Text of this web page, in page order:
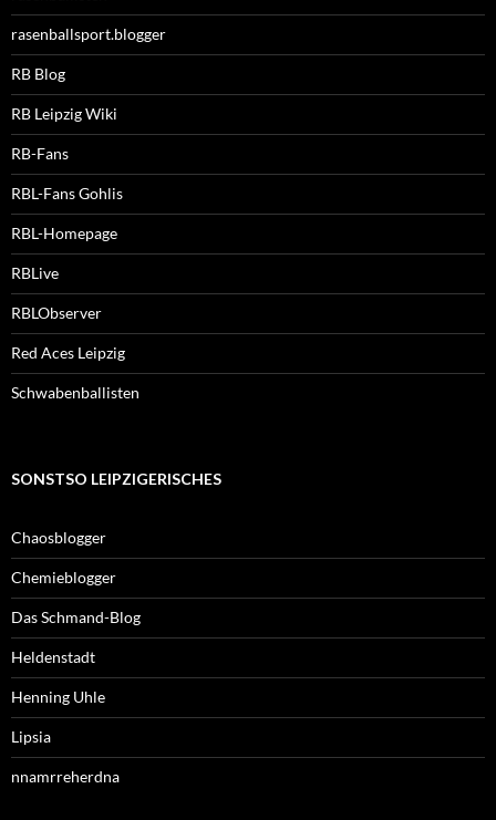
rasenballsport.blogger
RB Blog
RB Leipzig Wiki
RB-Fans
RBL-Fans Gohlis
RBL-Homepage
RBLive
RBLObserver
Red Aces Leipzig
Schwabenballisten
SONSTSO LEIPZIGERISCHES
Chaosblogger
Chemieblogger
Das Schmand-Blog
Heldenstadt
Henning Uhle
Lipsia
nnamrreherdna